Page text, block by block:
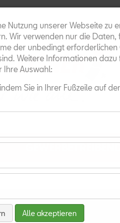
Nutzung unserer Webseite zu
Wir verwenden nur die Daten,
der unbedingt erforderlichen
Weitere Informationen dazu
Ihre Auswahl:
Sie in Ihrer Fußzeile auf
Alle akzeptieren